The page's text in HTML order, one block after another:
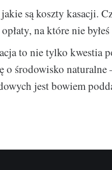
są koszty kasacji.
na które nie
to nie tylko kwestia
o środowisko
jest bowiem